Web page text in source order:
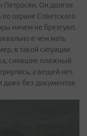
Петросян. Он долгое
охране Советского
ничем не брезгуют.
в чем мать
в такой ситуации
снявшие пляжный
а вещей нет.
даже без документов